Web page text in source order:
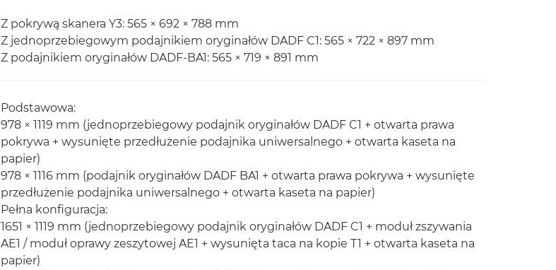
Z pokrywą skanera Y3: 565 × 692 × 788 mm
Z jednoprzebiegowym podajnikiem oryginałów DADF C1: 565 × 722 × 897 mm
Z podajnikiem oryginałów DADF-BA1: 565 × 719 × 891 mm
Podstawowa:
978 × 1119 mm (jednoprzebiegowy podajnik oryginałów DADF C1 + otwarta prawa
pokrywa + wysunięte przedłużenie podajnika uniwersalnego + otwarta kaseta na
papier)
978 × 1116 mm (podajnik oryginałów DADF BA1 + otwarta prawa pokrywa + wysunięte
przedłużenie podajnika uniwersalnego + otwarta kaseta na papier)
Pełna konfiguracja:
1651 × 1119 mm (jednoprzebiegowy podajnik oryginałów DADF C1 + moduł zszywania
AE1 / moduł oprawy zeszytowej AE1 + wysunięta taca na kopie T1 + otwarta kaseta na
papier)